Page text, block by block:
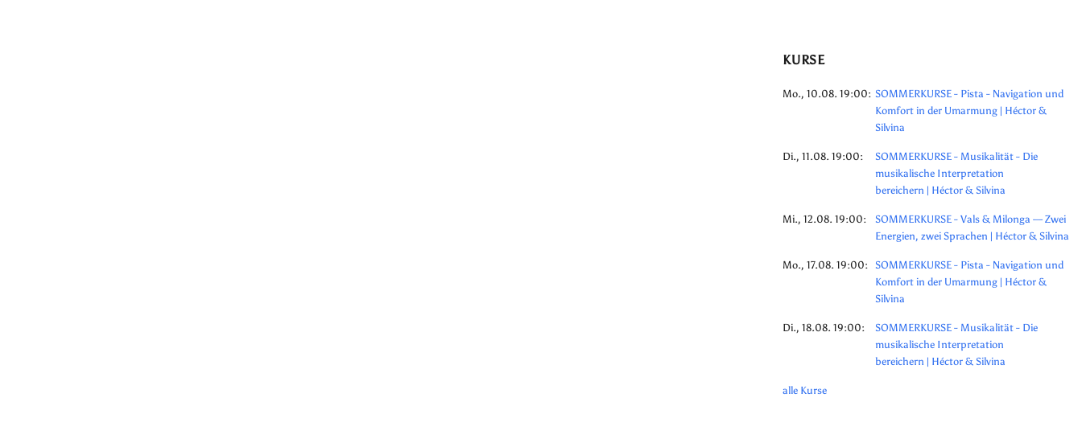
KURSE
Mo., 10.08. 19:00: SOMMERKURSE - Pista - Navigation und
Komfort in der Umarmung | Héctor &
Silvina
Di., 11.08. 19:00:
SOMMERKURSE - Musikalität - Die
musikalische Interpretation
bereichern | Héctor & Silvina
Mi., 12.08. 19:00:
SOMMERKURSE - Vals & Milonga — Zwei
Energien, zwei Sprachen | Héctor & Silvina
Mo., 17.08. 19:00: SOMMERKURSE - Pista - Navigation und
Komfort in der Umarmung | Héctor &
Silvina
Di., 18.08. 19:00:
SOMMERKURSE - Musikalität - Die
musikalische Interpretation
bereichern | Héctor & Silvina
alle Kurse